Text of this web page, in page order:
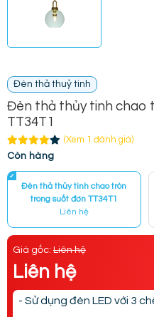
Đèn thả thuỷ tinh
Đèn thả thủy tinh chao
TT34T1
(Xem 1 đánh giá)
Còn hàng
Đèn thả thủy tinh chao tròn
trong suốt đơn TT34T1
Liên hệ
Giá gốc: Liên hệ
Liên hệ
- Sử dụng đèn LED với 3